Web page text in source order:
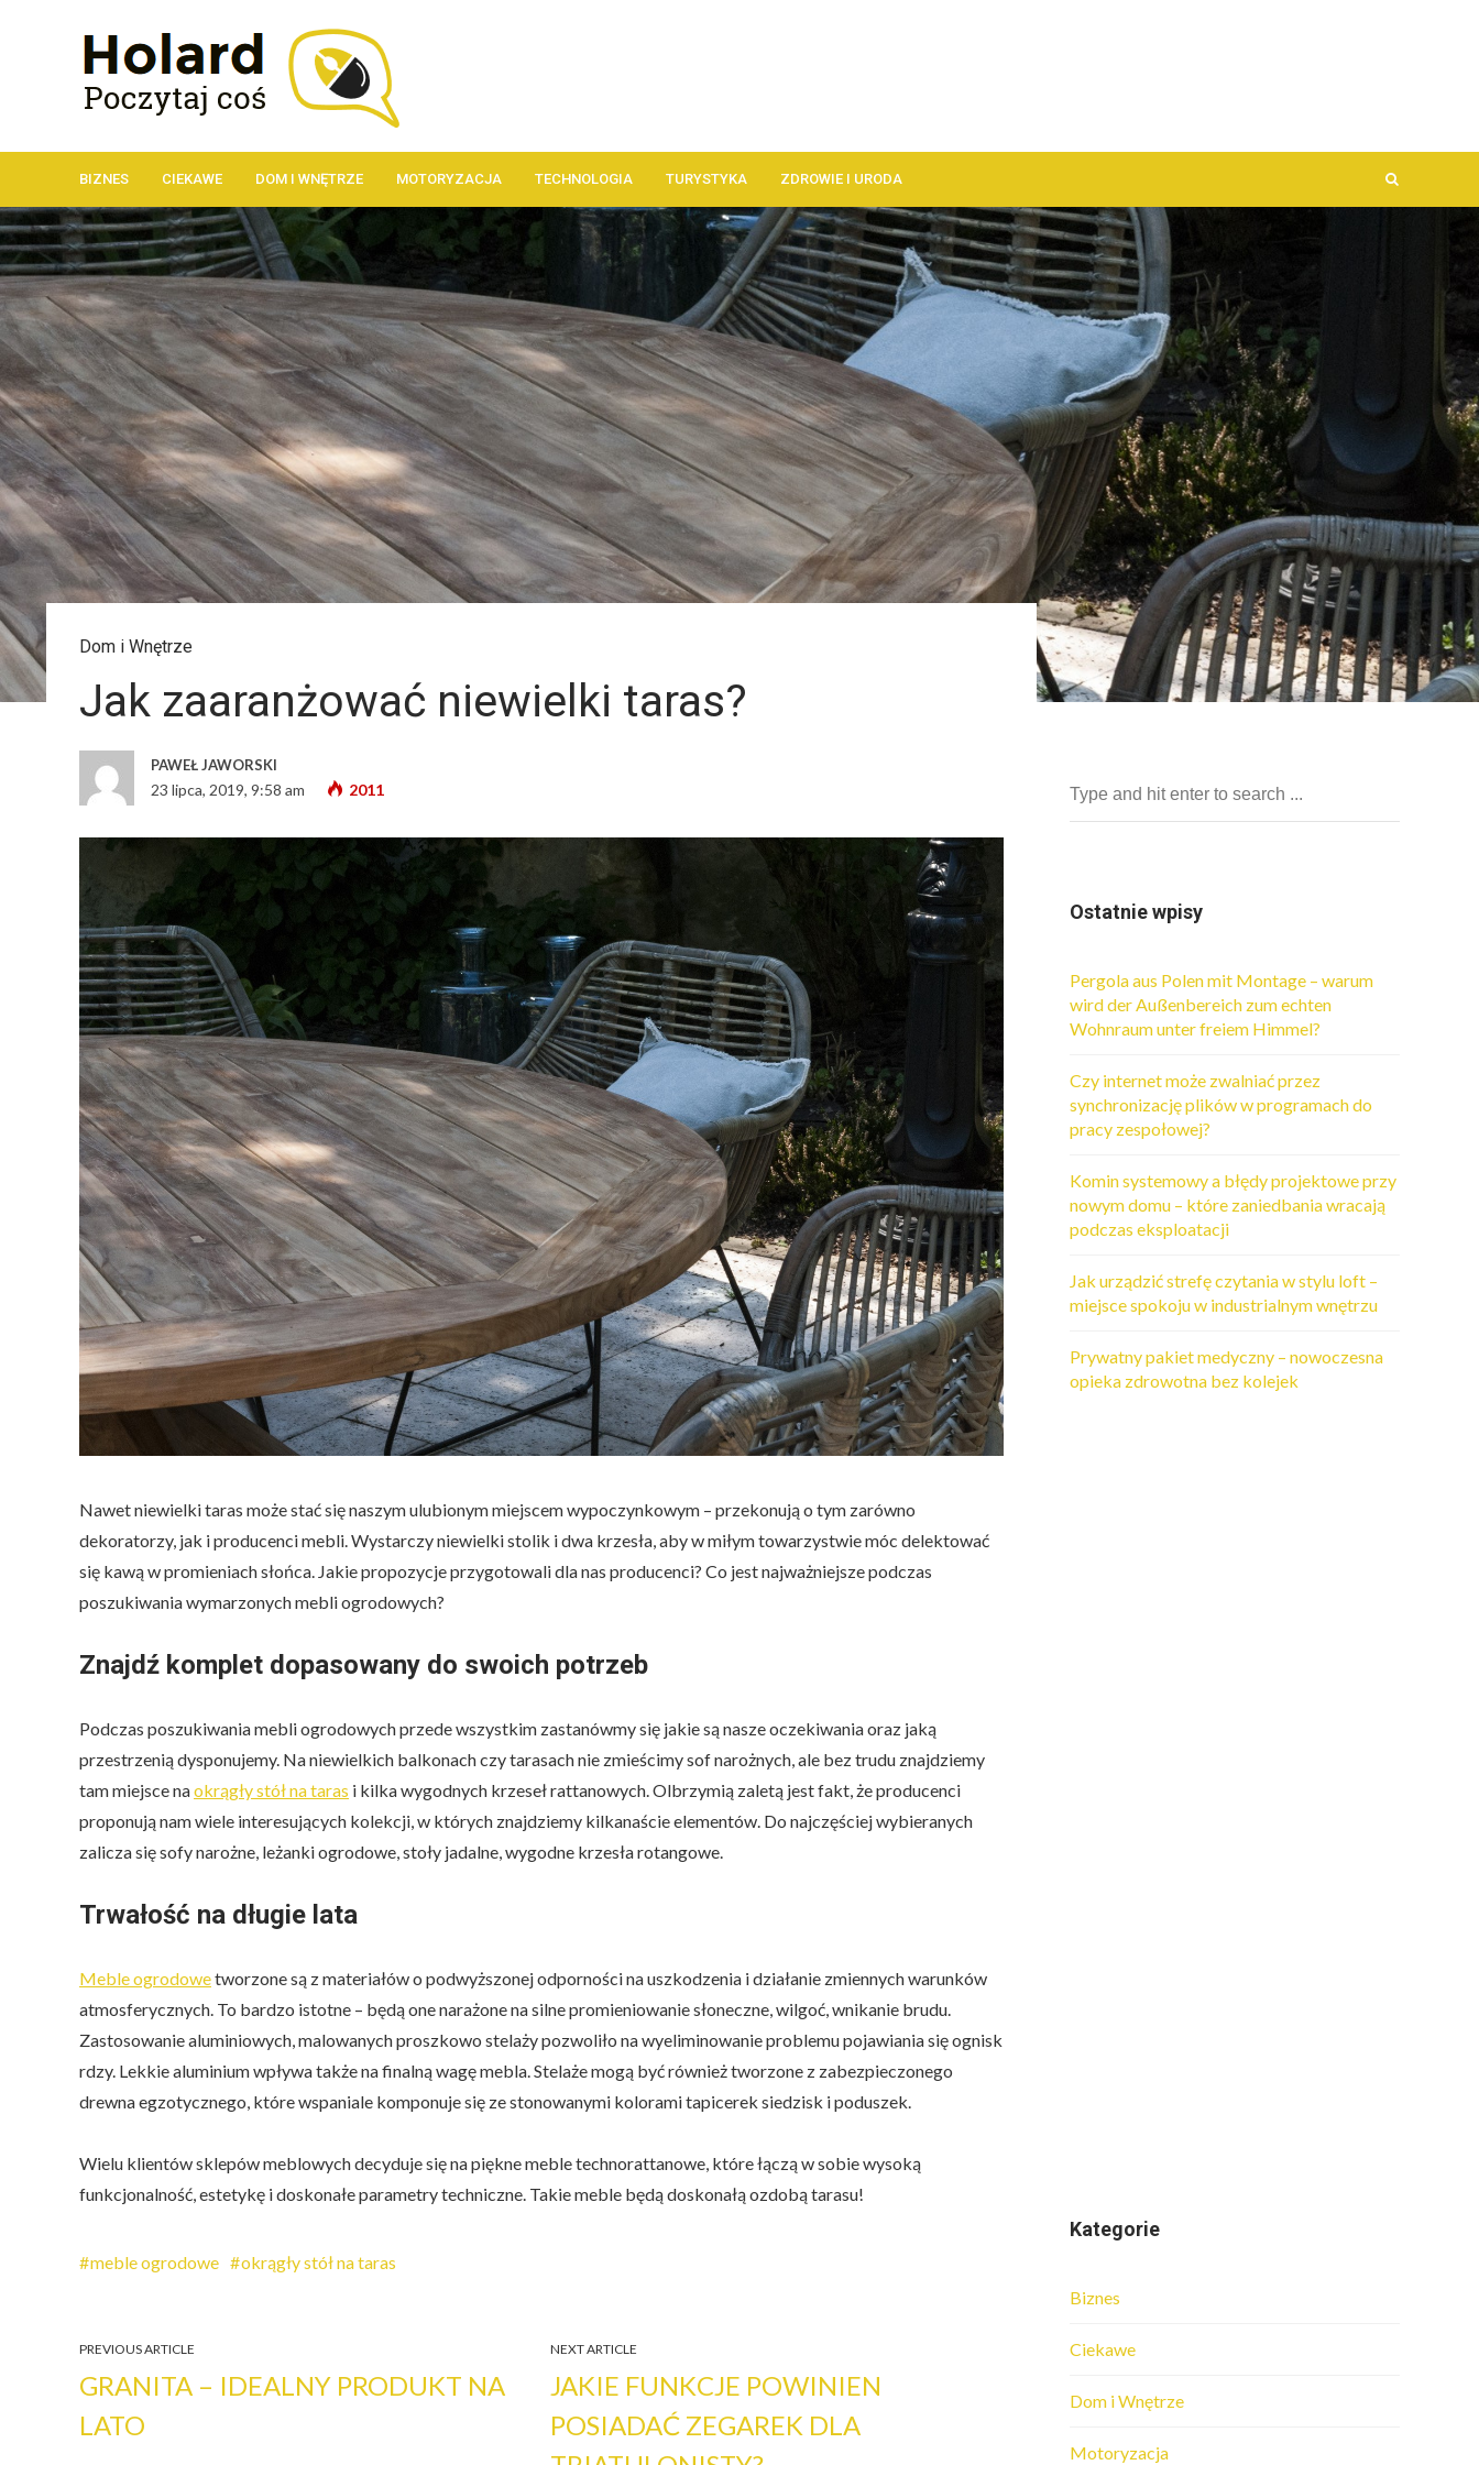
BIZNES CIEKAWE DOM I WNĘTRZE MOTORYZACJA TECHNOLOGIA TURYSTYKA ZDROWIE I URODA
Dom i Wnętrze
Jak zaaranżować niewielki taras?
PAWEŁ JAWORSKI
23 lipca, 2019, 9:58 am 2011
Nawet niewielki taras może stać się naszym ulubionym miejscem wypoczynkowym – przekonują o tym zarówno
dekoratorzy, jak i producenci mebli. Wystarczy niewielki stolik i dwa krzesła, aby w miłym towarzystwie móc delektować
się kawą w promieniach słońca. Jakie propozycje przygotowali dla nas producenci? Co jest najważniejsze podczas
poszukiwania wymarzonych mebli ogrodowych?
Znajdź komplet dopasowany do swoich potrzeb
Podczas poszukiwania mebli ogrodowych przede wszystkim zastanówmy się jakie są nasze oczekiwania oraz jaką
przestrzenią dysponujemy. Na niewielkich balkonach czy tarasach nie zmieścimy sof narożnych, ale bez trudu znajdziemy
tam miejsce naokrągły stół na taras i kilka wygodnych krzeseł rattanowych. Olbrzymią zaletą jest fakt, że producenci
proponują nam wiele interesujących kolekcji, w których znajdziemy kilkanaście elementów. Do najczęściej wybieranych
zalicza się sofy narożne, leżanki ogrodowe, stoły jadalne, wygodne krzesła rotangowe.
Trwałość na długie lata
Meble ogrodowetworzone są z materiałów o podwyższonej odporności na uszkodzenia i działanie zmiennych warunków
atmosferycznych. To bardzo istotne – będą one narażone na silne promieniowanie słoneczne, wilgoć, wnikanie brudu.
Zastosowanie aluminiowych, malowanych proszkowo stelaży pozwoliło na wyeliminowanie problemu pojawiania się ognisk
rdzy. Lekkie aluminium wpływa także na finalną wagę mebla. Stelaże mogą być również tworzone z zabezpieczonego
drewna egzotycznego, które wspaniale komponuje się ze stonowanymi kolorami tapicerek siedzisk i poduszek.
Wielu klientów sklepów meblowych decyduje się na piękne meble technorattanowe, które łączą w sobie wysoką
funkcjonalność, estetykę i doskonałe parametry techniczne. Takie meble będą doskonałą ozdobą tarasu!
meble ogrodowe okrągły stół na taras
PREVIOUS ARTICLE
GRANITA – IDEALNY PRODUKT NA
LATO
NEXT ARTICLE
JAKIE FUNKCJE POWINIEN
POSIADAĆ ZEGAREK DLA
Ostatnie wpisy
Pergola aus Polen mit Montage – warum
wird der Außenbereich zum echten
Wohnraum unter freiem Himmel?
Czy internet może zwalniać przez
synchronizację plików w programach do
pracy zespołowej?
Komin systemowy a błędy projektowe przy
nowym domu – które zaniedbania wracają
podczas eksploatacji
Jak urządzić strefę czytania w stylu loft –
miejsce spokoju w industrialnym wnętrzu
Prywatny pakiet medyczny – nowoczesna
opieka zdrowotna bez kolejek
Kategorie
Biznes
Ciekawe
Dom i Wnętrze
Motoryzacja